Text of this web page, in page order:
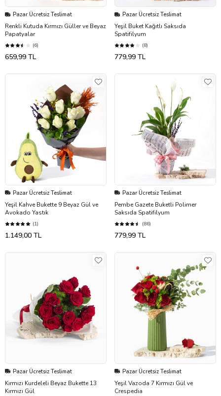
Pazar Ücretsiz Teslimat
Renkli Kutuda Kırmızı Güller ve Beyaz
Papatyalar
(6)
659,99 TL
Pazar Ücretsiz Teslimat
Yeşil Buket Kağıtlı Saksıda
Spatifilyum
(8)
779,99 TL
Pazar Ücretsiz Teslimat
Yeşil Kahve Bukette 9 Beyaz Gül ve
Avokado Yastık
(1)
1.149,00 TL
Pazar Ücretsiz Teslimat
Pembe Gazete Buketli Polimer
Saksıda Spatifilyum
(86)
779,99 TL
Pazar Ücretsiz Teslimat
Kırmızı Kurdeleli Beyaz Bukette 13
Kırmızı Gül
Pazar Ücretsiz Teslimat
Yeşil Vazoda 7 Kırmızı Gül ve
Crespedia